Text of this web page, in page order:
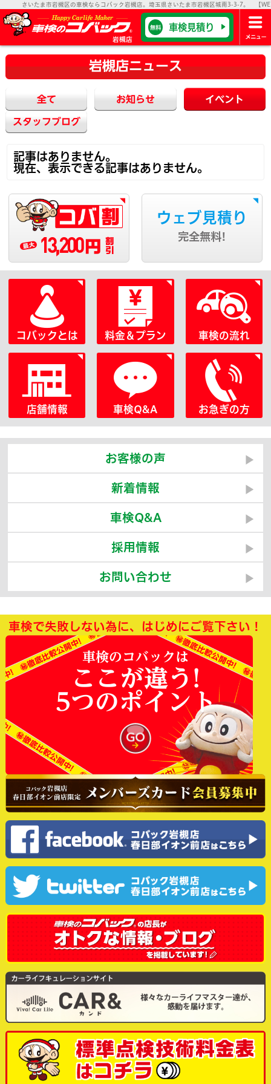
さいたま市岩槻区の車検ならコバック岩槻店。埼玉県さいたま市岩槻区城南3-3-7。 【
岩槻店
無料 車検見積り
岩槻店ニュース
全て お知らせ イベント
スタッフブログ
記事はありません。
現在、表示できる記事はありません。
13,200 円
ウェブ見積り
完全無料!
コバックとは 料金＆プラン 車検の流れ
店舗情報 車検Q&A お急ぎの方
お客様の声
新着情報
車検Q&A
採用情報
お問い合わせ
車検で失敗しない為に、はじめにご覧下さい！
車検のコバックは
ここが違う!
5つのポイント